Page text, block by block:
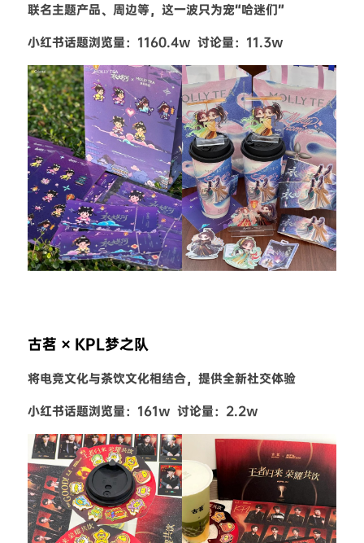
联名主题产品、周边等，这一波只为宠“哈迷们”
小红书话题浏览量：1160.4w  讨论量：11.3w
古茗 × KPL梦之队
将电竞文化与茶饮文化相结合，提供全新社交体验
小红书话题浏览量：161w  讨论量：2.2w